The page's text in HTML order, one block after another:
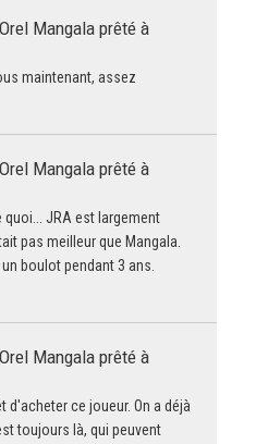
Mangala prêté à
maintenant, assez
Mangala prêté à
quoi... JRA est largement
pas meilleur que Mangala.
boulot pendant 3 ans.
Mangala prêté à
ce joueur. On a déjà
toujours là, qui peuvent